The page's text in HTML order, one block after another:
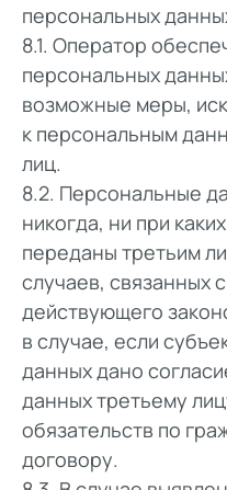
персональных
8.1. Оператор
персональных
возможные меры,
к персональным
лиц.
8.2. Персональные
никогда, ни при
переданы третьим
случаев, связанных
действующего
в случае, если
данных дано
данных третьему
обязательств по
договору.